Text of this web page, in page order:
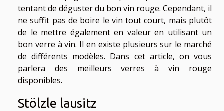
tentant de déguster du bon vin rouge. Cependant, il
ne suffit pas de boire le vin tout court, mais plutôt
de le mettre également en valeur en utilisant un
bon verre à vin. Il en existe plusieurs sur le marché
de différents modèles. Dans cet article, on vous
parlera des meilleurs verres à vin rouge
disponibles.
Stölzle lausitz